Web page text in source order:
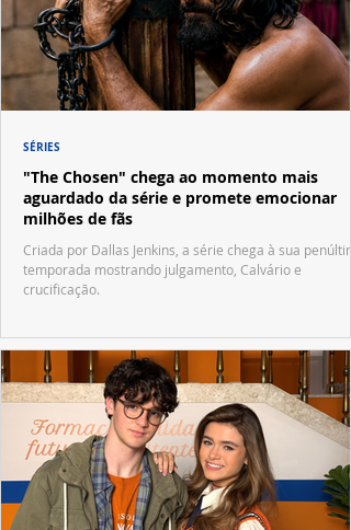
"The Chosen" chega ao momento mais
aguardado da série e promete emocionar
milhões de fãs
Criada por Dallas Jenkins, a série chega à sua
temporada mostrando julgamento, Calvário e
crucificação.
SÉRIES